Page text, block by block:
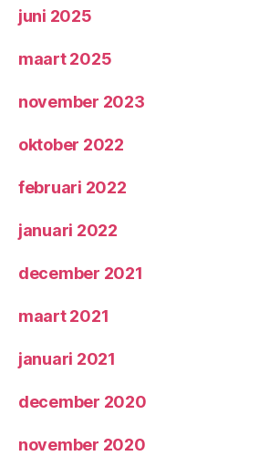
juni 2025
maart 2025
november 2023
oktober 2022
februari 2022
januari 2022
december 2021
maart 2021
januari 2021
december 2020
november 2020